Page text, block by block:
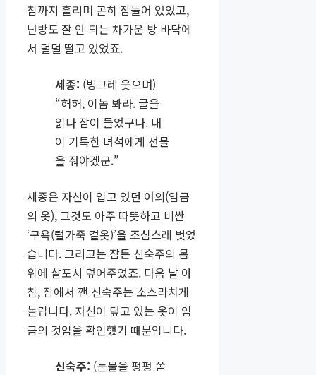
침까지 흘리며 곤히 잠들어 있었고,
난방도 잘 안 되는 차가운 방 바닥에
서 덜덜 떨고 있었죠.
세종: (빙그레 웃으며)
“허허, 이놈 봐라. 글을
읽다 잠이 들었구나. 내
이 기특한 녀석에게 선물
을 줘야겠군.”
세종은 자신이 입고 있던 어의(임금
의 옷), 그것도 아주 따뜻하고 비싼
‘구욕(털가죽 겉옷)’을 조심스레 벗었
습니다. 그리고는 잠든 신숙주의 몸
위에 살포시 덮어주었죠. 다음 날 아
침, 잠에서 깬 신숙주는 소스라치게
놀랍니다. 자신이 덮고 있는 옷이 임
금의 것임을 확인했기 때문입니다.
신숙주: (눈물을 펑펑 쏟